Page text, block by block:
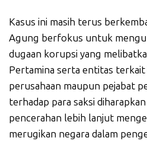
Kasus ini masih terus
Agung berfokus untuk
dugaan korupsi yang
Pertamina serta entitas
perusahaan maupun pejabat
terhadap para saksi
pencerahan lebih lanjut
merugikan negara dalam